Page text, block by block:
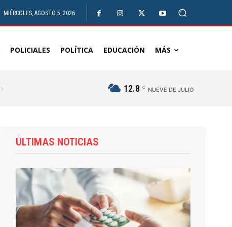
MIÉRCOLES, AGOSTO 5, 2026
POLICIALES POLÍTICA EDUCACIÓN MÁS
12.8 C NUEVE DE JULIO
ÚLTIMAS NOTICIAS